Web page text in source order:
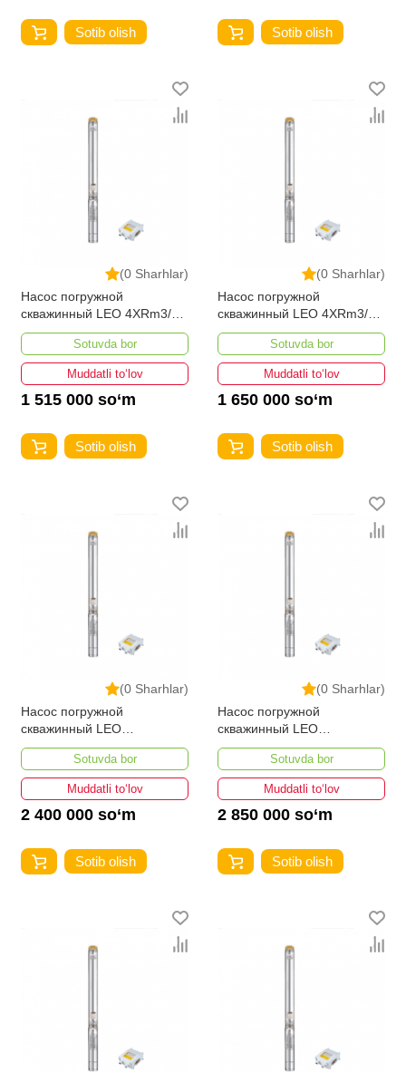
Sotib olish Sotib olish
(0 Sharhlar)
Насос погружной
скважинный LEO 4XRm3/7-
0.37
Sotuvda bor
Muddatli to‘lov
1 515 000 so‘m
Sotib olish
(0 Sharhlar)
Насос погружной
скважинный LEO 4XRm3/9-
0.55
Sotuvda bor
Muddatli to‘lov
1 650 000 so‘m
Sotib olish
(0 Sharhlar)
Насос погружной
скважинный LEO
4XRm3/22-1.5
Sotuvda bor
Muddatli to‘lov
2 400 000 so‘m
Sotib olish
(0 Sharhlar)
Насос погружной
скважинный LEO
4XRm3/30-2.2
Sotuvda bor
Muddatli to‘lov
2 850 000 so‘m
Sotib olish